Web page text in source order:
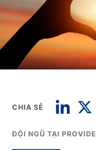
CHIA SẺ
ĐỘI NGŨ TẠI